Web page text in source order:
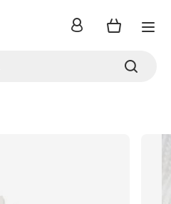
Anmelden